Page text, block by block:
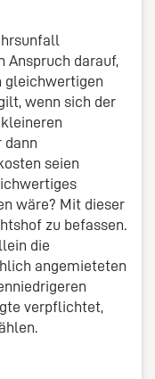
Anspruch darauf,
gleichwertigen
wenn sich der
dann
seien
wäre? Mit dieser
zu befassen.
die
angemieteten
verpflichtet,